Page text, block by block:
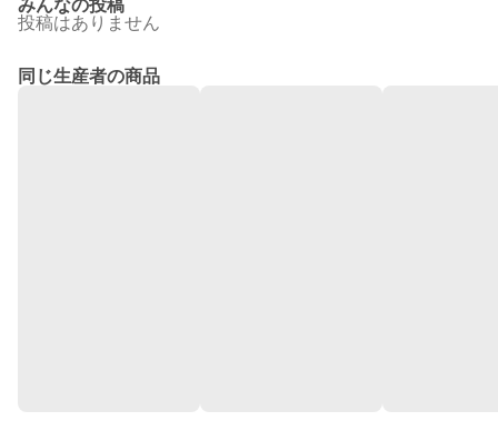
みんなの投稿
投稿はありません
同じ生産者の商品